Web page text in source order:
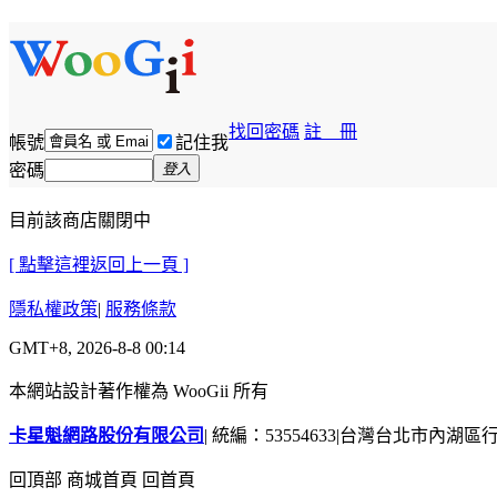
帳號 記住我
找回密碼 註 冊
密碼 登入
目前該商店關閉中
[ 點擊這裡返回上一頁 ]
隱私權政策| 服務條款
GMT+8, 2026-8-8 00:14
本網站設計著作權為 WooGii 所有
卡星魁網路股份有限公司 | 統編：53554633|台灣台北市內湖區
回頂部 商城首頁 回首頁